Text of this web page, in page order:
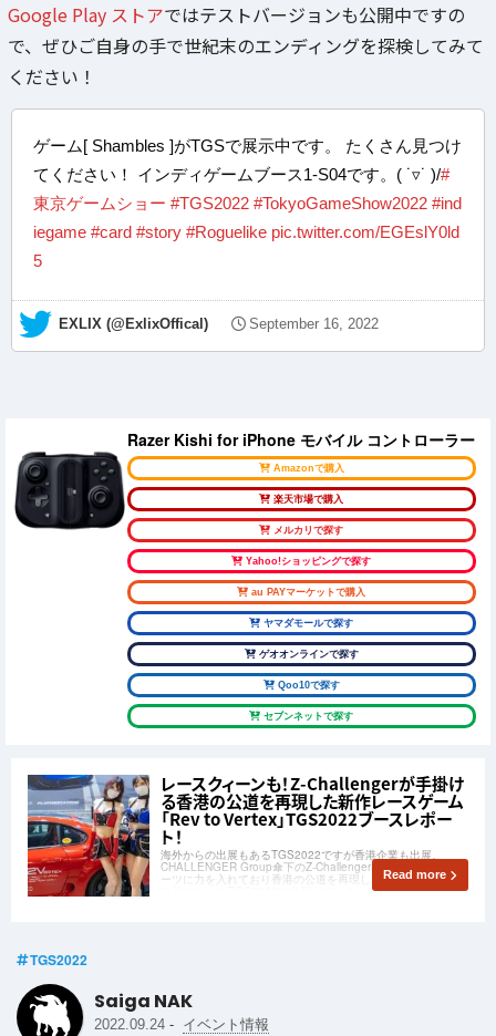
Google Play ストアではテストバージョンも公開中ですの
で、ぜひご自身の手で世紀末のエンディングを探検してみて
ください！
ゲーム[ Shambles ]がTGSで展示中です。 たくさん見つけ
てください！ インディゲームブース1-S04です。( ˙▿˙ )/#
東京ゲームショー #TGS2022 #TokyoGameShow2022 #ind
iegame #card #story #Roguelike pic.twitter.com/EGEslY0ld
5
— EXLIX (@ExlixOffical) September 16, 2022
Razer Kishi for iPhone モバイル コントローラー
Amazonで購入
楽天市場で購入
メルカリで探す
Yahoo!ショッピングで探す
au PAYマーケットで購入
ヤマダモールで探す
ゲオオンラインで探す
Qoo10で探す
セブンネットで探す
レースクィーンも！Z-Challengerが手掛け
る香港の公道を再現した新作レースゲーム
「Rev to Vertex」TGS2022ブースレポー
ト！
海外からの出展もあるTGS2022ですが香港企業も出展。
CHALLENGER Group傘下のZ-Challengerは、eモータースポ
ーツに力を入れており香港の公道を再現した新作ゲーム「Rev
to Vertex」をTGS2022に出展していました。そんな「Rev to
Read more
TGS2022
Saiga NAK
2022.09.24 - イベント情報